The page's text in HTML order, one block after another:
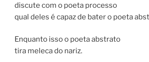
discute com o poeta processo
qual deles é capaz de bater o poeta
Enquanto isso o poeta abstrato
tira meleca do nariz.